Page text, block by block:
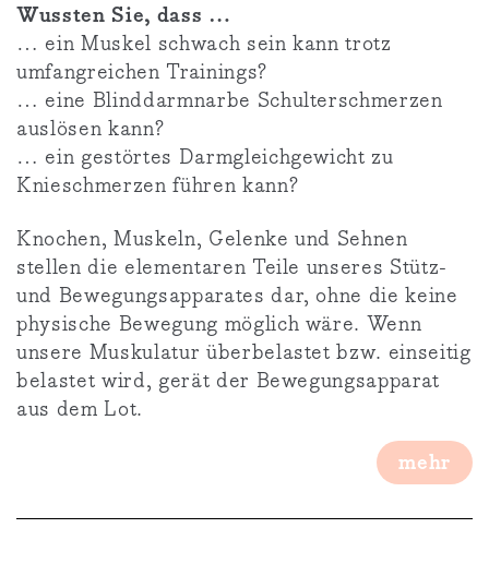
Wussten Sie, dass …
… ein Muskel schwach sein kann trotz
umfangreichen Trainings?
… eine Blinddarmnarbe Schulterschmerzen
auslösen kann?
… ein gestörtes Darmgleichgewicht zu
Knieschmerzen führen kann?
Knochen, Muskeln, Gelenke und Sehnen
stellen die elementaren Teile unseres Stütz-
und Bewegungsapparates dar, ohne die keine
physische Bewegung möglich wäre. Wenn
unsere Muskulatur überbelastet bzw. einseitig
belastet wird, gerät der Bewegungsapparat
aus dem Lot.
mehr